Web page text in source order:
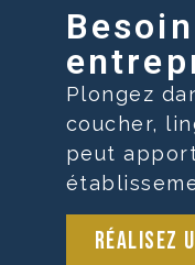
Plongez
coucher,
peut
Réalisez